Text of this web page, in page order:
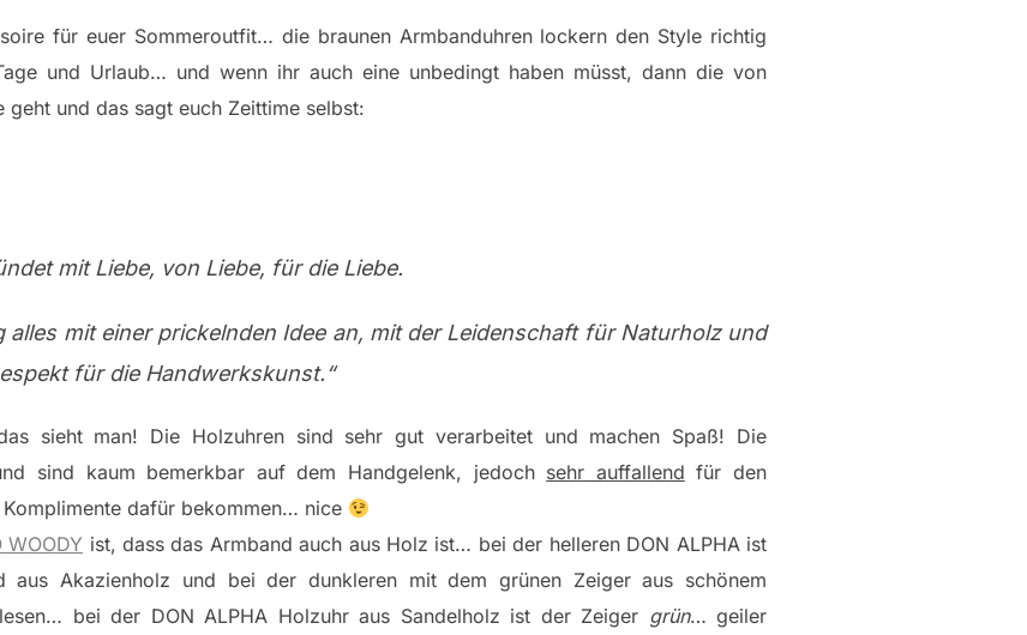
für euer Sommeroutfit… die braunen Armbanduhren lockern den Style richtig
und Urlaub… und wenn ihr auch eine unbedingt haben müsst, dann die von
geht und das sagt euch Zeittime selbst:
mit Liebe, von Liebe, für die Liebe.
alles mit einer prickelnden Idee an, mit der Leidenschaft für Naturholz und
für die Handwerkskunst.“
sieht man! Die Holzuhren sind sehr gut verarbeitet und machen Spaß! Die
sind kaum bemerkbar auf dem Handgelenk, jedoch sehr auffallend für den
dafür bekommen… nice
WOODY ist, dass das Armband auch aus Holz ist… bei der helleren DON ALPHA ist
aus Akazienholz und bei der dunkleren mit dem grünen Zeiger aus schönem
bei der DON ALPHA Holzuhr aus Sandelholz ist der Zeiger grün… geiler